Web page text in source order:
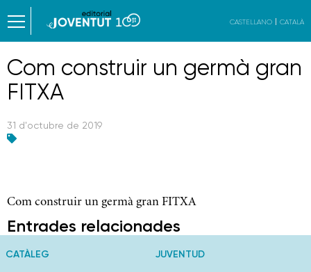
CASTELLANO CATALÀ
Com construir un germà gran
FITXA
31 d'octubre de 2019
Com construir un germà gran FITXA
Entrades relacionades
CATÀLEG JUVENTUD